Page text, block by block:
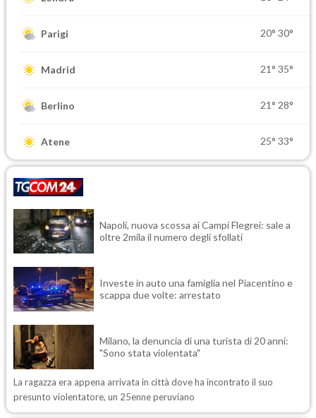
Parigi 20° 30°
Madrid 21° 35°
Berlino 21° 28°
Atene 25° 33°
Napoli, nuova scossa ai Campi Flegrei: sale a
oltre 2mila il numero degli sfollati
Investe in auto una famiglia nel Piacentino e
scappa due volte: arrestato
Milano, la denuncia di una turista di 20 anni:
"Sono stata violentata"
La ragazza era appena arrivata in città dove ha incontrato il suo
presunto violentatore, un 25enne peruviano